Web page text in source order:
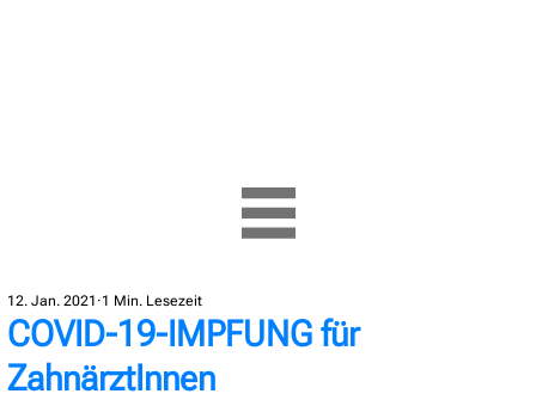
COVID-19-IMPFUNG für
ZahnärztInnen
12. Jan. 2021 1 Min. Lesezeit